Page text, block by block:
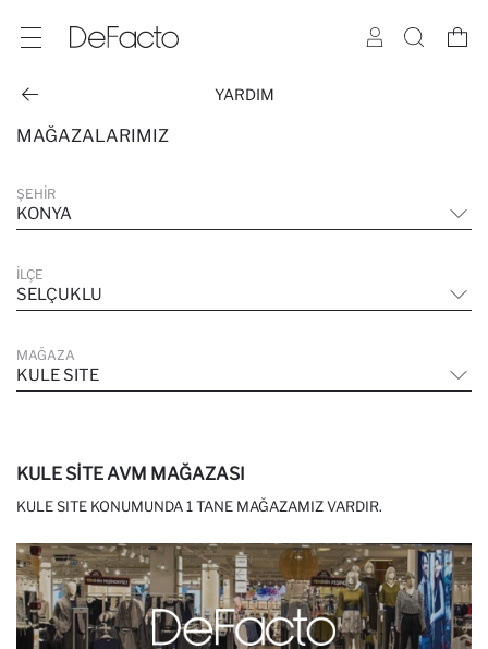
YARDIM
MAĞAZALARIMIZ
ŞEHIR
KONYA
İLÇE
SELÇUKLU
MAĞAZA
KULE SITE
KULE SITE AVM MAĞAZASI
KULE SITE KONUMUNDA 1 TANE MAĞAZAMIZ VARDIR.